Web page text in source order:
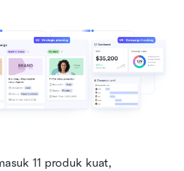
11 produk kuat,